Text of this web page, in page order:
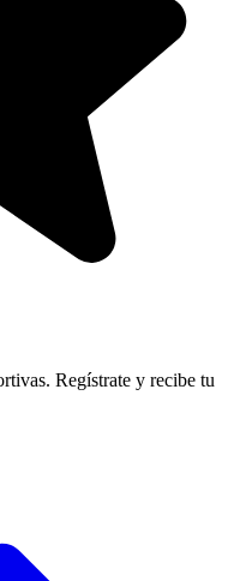
Regístrate y recibe tu